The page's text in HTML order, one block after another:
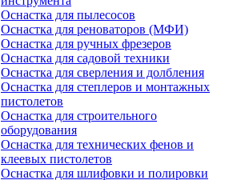
Оснастка для пылесосов
Оснастка для реноваторов (МФИ)
Оснастка для ручных фрезеров
Оснастка для садовой техники
Оснастка для сверления и долбления
Оснастка для степлеров и монтажных
пистолетов
Оснастка для строительного
оборудования
Оснастка для технических фенов и
клеевых пистолетов
Оснастка для шлифовки и полировки